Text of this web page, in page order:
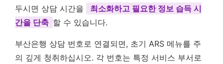
두시면 상담 시간을
최소화하고 필요한 정보 습득 시
간을 단축 할 수 있습니다.
부산은행 상담 번호로 연결되면, 초기 ARS 메뉴를 주
의 깊게 청취하십시오. 각 번호는 특정 서비스 부서로